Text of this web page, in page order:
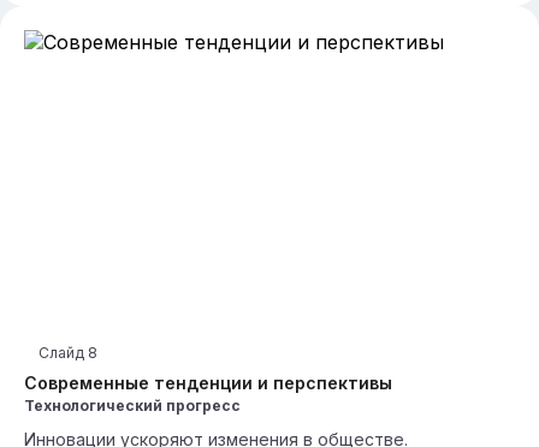
Современные тенденции и перспективы
Слайд 8
Технологический прогресс
Инновации ускоряют изменения в обществе.